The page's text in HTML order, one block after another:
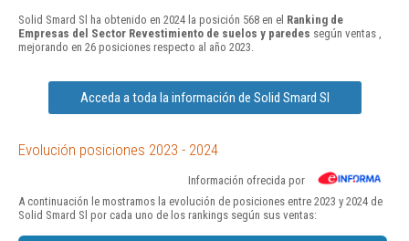
Solid Smard Sl ha obtenido en 2024 la posición 568 en el Ranking de
Empresas del Sector Revestimiento de suelos y paredes según ventas ,
mejorando en 26 posiciones respecto al año 2023.
Acceda a toda la información de Solid Smard Sl
Evolución posiciones 2023 - 2024
Información ofrecida por
A continuación le mostramos la evolución de posiciones entre 2023 y 2024 de
Solid Smard Sl por cada uno de los rankings según sus ventas: